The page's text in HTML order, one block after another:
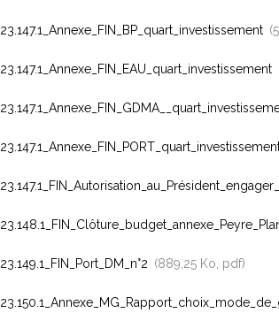
23.147.1_Annexe_FIN_BP_quart_investissement
23.147.1_Annexe_FIN_EAU_quart_investissement
23.149.1_FIN_Port_DM_n°2 889,25 Ko, pdf